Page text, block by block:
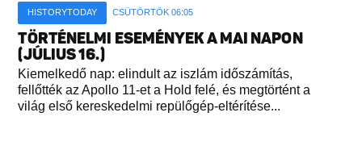
HISTORYTODAY CSÜTÖRTÖK 06:05
TÖRTÉNELMI ESEMÉNYEK A MAI NAPON
(JÚLIUS 16.)
Kiemelkedő nap: elindult az iszlám időszámítás,
fellőtték az Apollo 11-et a Hold felé, és megtörtént a
világ első kereskedelmi repülőgép-eltérítése...